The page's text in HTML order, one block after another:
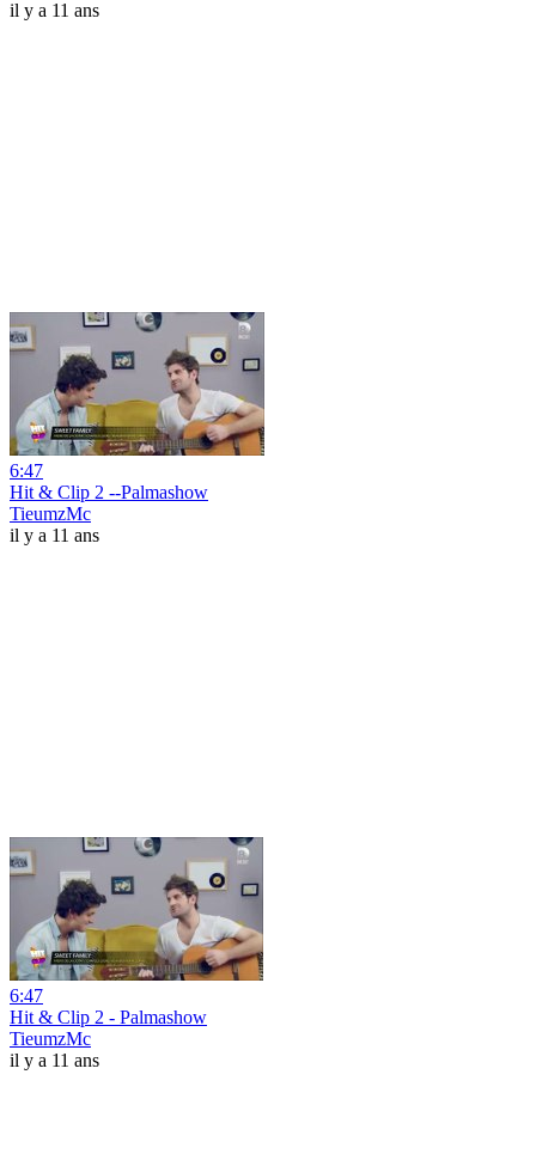
il y a 11 ans
6:47
Hit & Clip 2 --Palmashow
TieumzMc
il y a 11 ans
6:47
Hit & Clip 2 - Palmashow
TieumzMc
il y a 11 ans